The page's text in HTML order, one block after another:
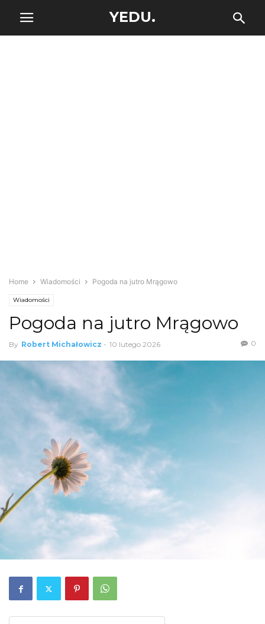
YEDU.
Home Wiadomości Pogoda na jutro Mrągowo
Wiadomości
Pogoda na jutro Mrągowo
By Robert Michałowicz - 10 lutego 2026 0